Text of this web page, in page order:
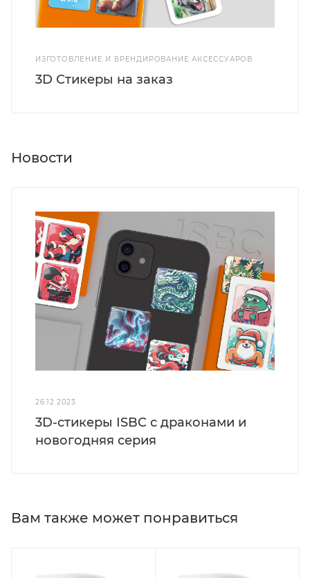
ИЗГОТОВЛЕНИЕ И БРЕНДИРОВАНИЕ АКСЕССУАРОВ
3D Стикеры на заказ
Новости
26.12.2023
3D-стикеры ISBC с драконами и
новогодняя серия
Вам также может понравиться